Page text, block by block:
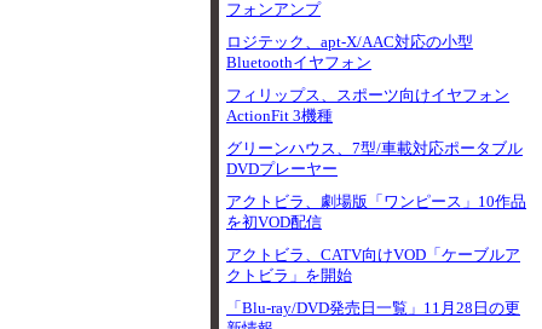
フォンアンプ
ロジテック、apt-X/AAC対応の小型
Bluetoothイヤフォン
フィリップス、スポーツ向けイヤフォン
ActionFit 3機種
グリーンハウス、7型/車載対応ポータブル
DVDプレーヤー
アクトビラ、劇場版「ワンピース」10作品
を初VOD配信
アクトビラ、CATV向けVOD「ケーブルア
クトビラ」を開始
「Blu-ray/DVD発売日一覧」11月28日の更